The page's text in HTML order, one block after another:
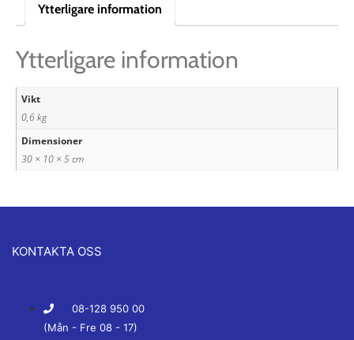
Ytterligare information
Ytterligare information
Vikt
0,6 kg
Dimensioner
30 × 10 × 5 cm
KONTAKTA OSS
08-128 950 00
(Mån - Fre 08 - 17)